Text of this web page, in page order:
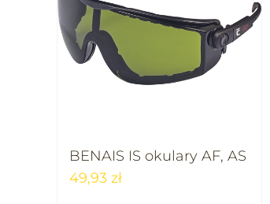
BENAIS IS okulary AF, AS
49,93 zł